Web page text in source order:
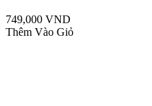
749,000 VND
Thêm Vào Giỏ